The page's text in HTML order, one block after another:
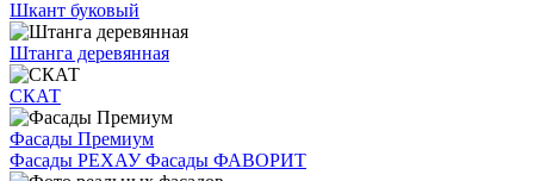
Шкант буковый
Штанга деревянная
СКАТ
Фасады Премиум
Фасады РЕХАУФасады ФАВОРИТ